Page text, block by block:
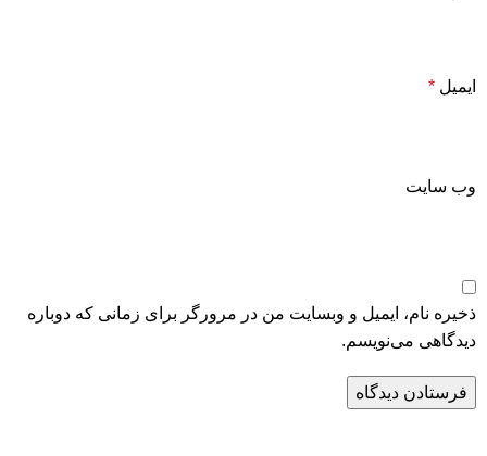
ایمیل *
وب‌ سایت
ذخیره نام، ایمیل و وبسایت من در مرورگر برای زمانی که دوباره
دیدگاهی می‌نویسم.